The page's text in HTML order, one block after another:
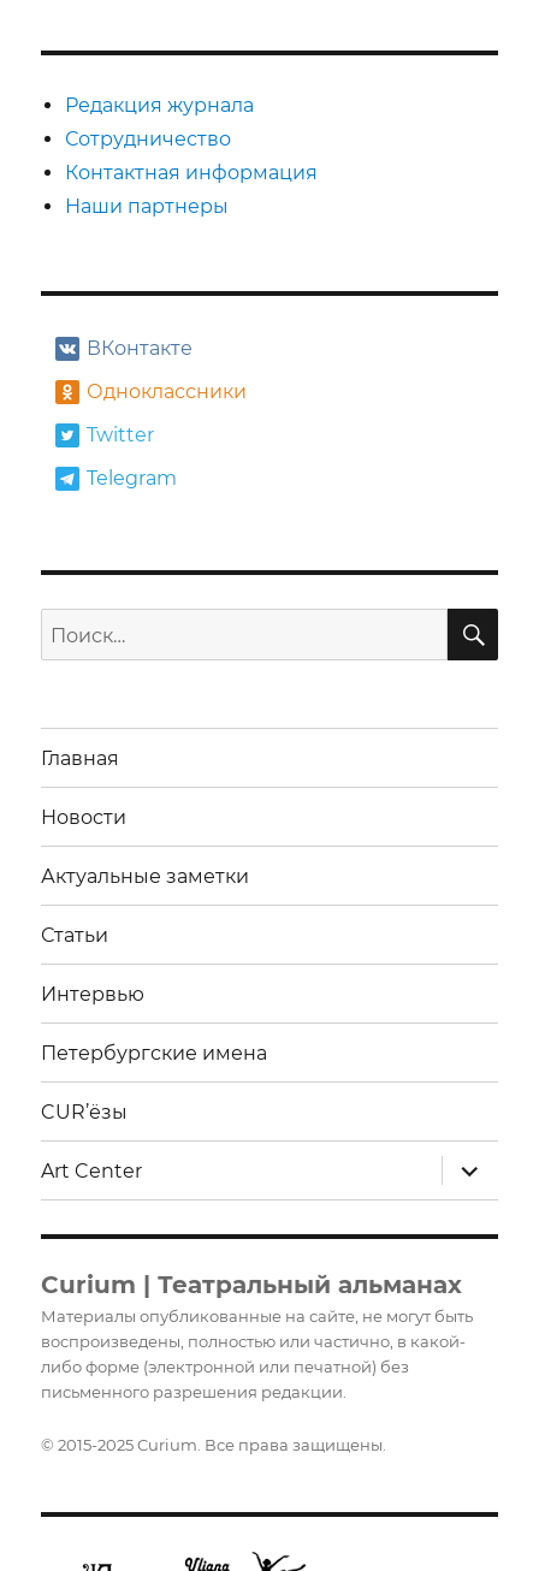
Редакция журнала
Сотрудничество
Контактная информация
Наши партнеры
ВКонтакте
Одноклассники
Twitter
Telegram
Искать:
Главная
Новости
Актуальные заметки
Статьи
Интервью
Петербургские имена
CUR’ёзы
Art Center
меню
Curium | Театральный альманах
Материалы опубликованные на сайте, не могут быть
воспроизведены, полностью или частично, в какой-
либо форме (электронной или печатной) без
письменного разрешения редакции.
© 2015-2025 Curium. Все права защищены.